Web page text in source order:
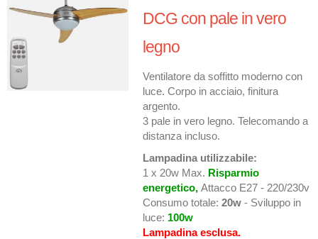
DCG con pale in vero
legno
Ventilatore da soffitto moderno con
luce. Corpo in acciaio, finitura
argento.
3 pale in vero legno. Telecomando a
distanza incluso.
Lampadina utilizzabile:
1 x 20w Max. Risparmio
energetico, Attacco E27 - 220/230v
Consumo totale:20w - Sviluppo in
luce: 100w
Lampadina esclusa.